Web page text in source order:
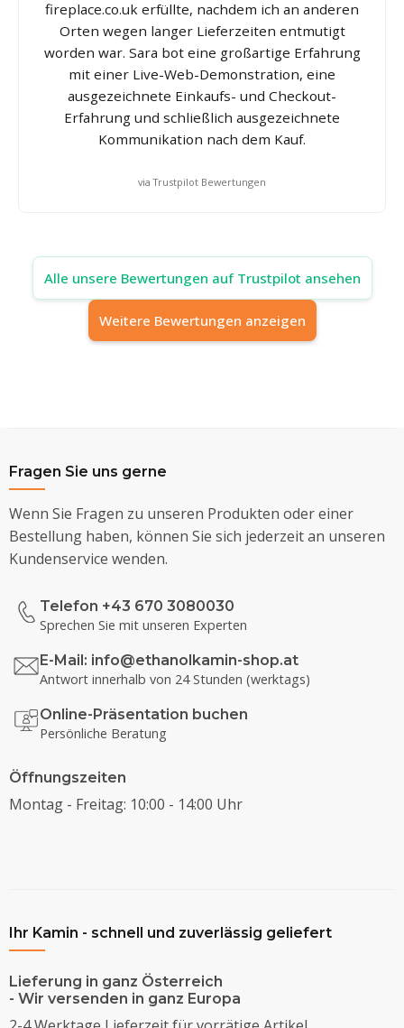
fireplace.co.uk erfüllte, nachdem ich an anderen
Orten wegen langer Lieferzeiten entmutigt
worden war. Sara bot eine großartige Erfahrung
mit einer Live-Web-Demonstration, eine
ausgezeichnete Einkaufs- und Checkout-
Erfahrung und schließlich ausgezeichnete
Kommunikation nach dem Kauf.
via Trustpilot Bewertungen
Alle unsere Bewertungen auf Trustpilot ansehen
Weitere Bewertungen anzeigen
Fragen Sie uns gerne
Wenn Sie Fragen zu unseren Produkten oder einer
Bestellung haben, können Sie sich jederzeit an unseren
Kundenservice wenden.
Telefon +43 670 3080030
Sprechen Sie mit unseren Experten
E-Mail: info@ethanolkamin-shop.at
Antwort innerhalb von 24 Stunden (werktags)
Online-Präsentation buchen
Persönliche Beratung
Öffnungszeiten
Montag - Freitag: 10:00 - 14:00 Uhr
Ihr Kamin - schnell und zuverlässig geliefert
Lieferung in ganz Österreich
- Wir versenden in ganz Europa